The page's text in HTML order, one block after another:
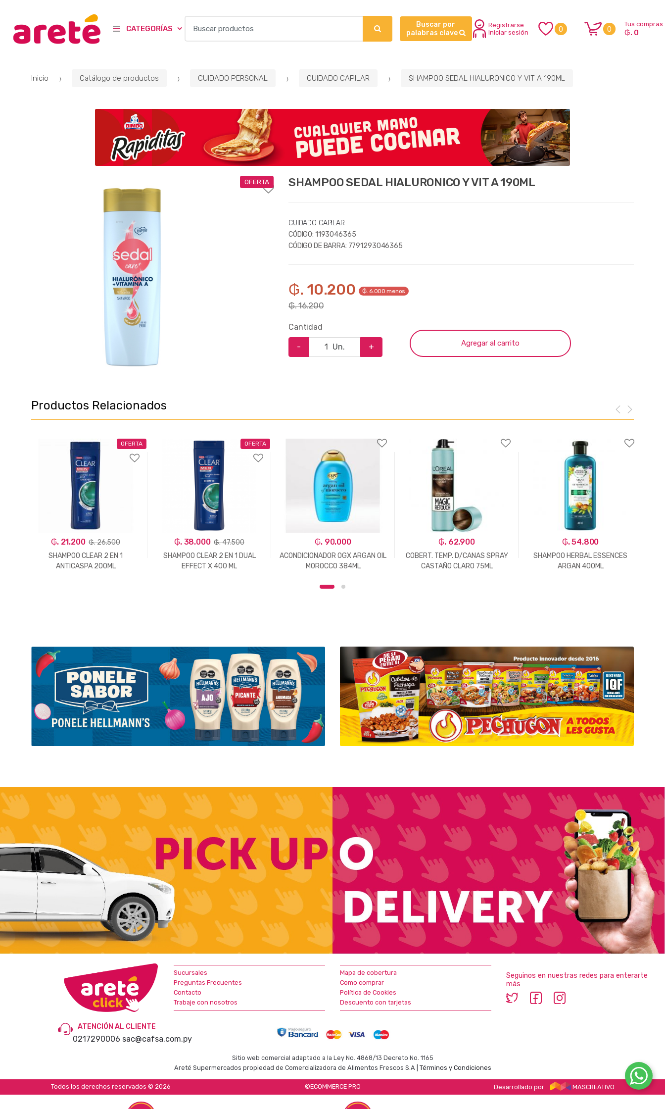
CATEGORÍAS
Buscar por
palabras clave
Registrarse
Iniciar sesión
0 0
Tus compras
₲. 0
Inicio Catálogo de productos CUIDADO PERSONAL CUIDADO CAPILAR SHAMPOO SEDAL HIALURONICO Y VIT A 190ML
OFERTA SHAMPOO SEDAL HIALURONICO Y VIT A 190ML
CUIDADO CAPILAR
CÓDIGO: 1193046365
CÓDIGO DE BARRA: 7791293046365
₲. 10.200 ₲. 6.000 menos
₲. 16.200
Cantidad
- Un. + Agregar al carrito
Productos Relacionados
OFERTA
₲. 21.200 ₲. 26.500
SHAMPOO CLEAR 2 EN 1
ANTICASPA 200ML
OFERTA
₲. 38.000 ₲. 47.500
SHAMPOO CLEAR 2 EN 1 DUAL
EFFECT X 400 ML
₲. 90.000
ACONDICIONADOR OGX ARGAN OIL
MOROCCO 384ML
₲. 62.900
COBERT. TEMP. D/CANAS SPRAY
CASTAÑO CLARO 75ML
₲. 54.800
SHAMPOO HERBAL ESSENCES
ARGAN 400ML
Sucursales
Preguntas Frecuentes
Contacto
Trabaje con nosotros
Mapa de cobertura
Como comprar
Política de Cookies
Descuento con tarjetas
Seguinos en nuestras redes para enterarte
más
ATENCIÓN AL CLIENTE
0217290006 sac@cafsa.com.py
Sitio web comercial adaptado a la Ley No. 4868/13 Decreto No. 1165
Areté Supermercados propiedad de Comercializadora de Alimentos Frescos S.A | Términos y Condiciones
Todos los derechos reservados © 2026 ©ECOMMERCE PRO Desarrollado por MASCREATIVO